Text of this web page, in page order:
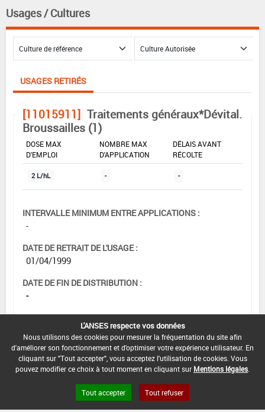
Usages / Cultures
USAGES RETIRÉS
[11015911] Traitements généraux*Dévital.
Broussailles (1)
DOSE MAX
D'EMPLOI
NOMBRE MAX
D'APPLICATION
DÉLAIS AVANT
RÉCOLTE
2 L/hL - -
INTERVALLE MINIMUM ENTRE APPLICATIONS :
-
DATE DE RETRAIT DE L'USAGE :
01/04/1999
DATE DE FIN DE DISTRIBUTION :
-
DATE DE FIN D'UTILISATION :
L'ANSES respecte vos données
Nous utilisons des cookies pour mesurer la fréquentation du site afin
d'améliorer son fonctionnement et d'optimiser votre expérience utilisateur. En
cliquant sur "Tout accepter", vous acceptez l'utilisation de cookies. Vous
pouvez modifier ce choix à tout moment en cliquant sur Mentions légales
Tout accepter Tout refuser